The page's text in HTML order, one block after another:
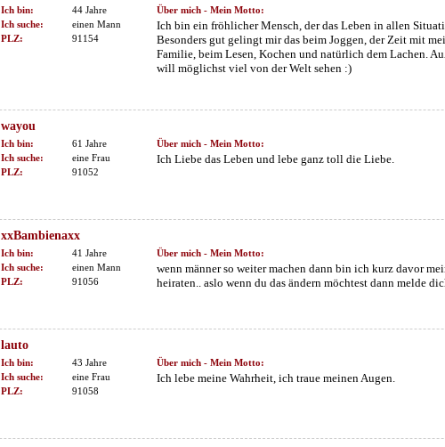
Ich bin:
44 Jahre
Ich suche:
einen Mann
PLZ:
91154
Über mich - Mein Motto:
Ich bin ein fröhlicher Mensch, der das Leben in allen
Besonders gut gelingt mir das beim Joggen, der Zeit mit
Familie, beim Lesen, Kochen und natürlich dem Lachen.
will möglichst viel von der Welt sehen :)
wayou
Ich bin:
61 Jahre
Ich suche:
eine Frau
PLZ:
91052
Über mich - Mein Motto:
Ich Liebe das Leben und lebe ganz toll die Liebe.
xxBambienaxx
Ich bin:
41 Jahre
Ich suche:
einen Mann
PLZ:
91056
Über mich - Mein Motto:
wenn männer so weiter machen dann bin ich kurz davor
heiraten.. aslo wenn du das ändern möchtest dann melde
lauto
Ich bin:
43 Jahre
Ich suche:
eine Frau
PLZ:
91058
Über mich - Mein Motto:
Ich lebe meine Wahrheit, ich traue meinen Augen.